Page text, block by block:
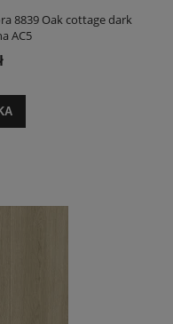
8839 Oak cottage dark
AC5